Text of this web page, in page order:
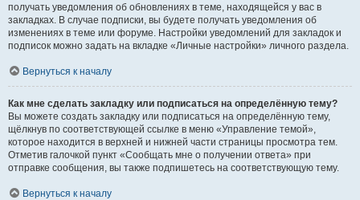
получать уведомления об обновлениях в теме, находящейся у вас в
закладках. В случае подписки, вы будете получать уведомления об
изменениях в теме или форуме. Настройки уведомлений для закладок и
подписок можно задать на вкладке «Личные настройки» личного раздела.
Вернуться к началу
Как мне сделать закладку или подписаться на определённую тему?
Вы можете создать закладку или подписаться на определённую тему,
щёлкнув по соответствующей ссылке в меню «Управление темой»,
которое находится в верхней и нижней части страницы просмотра тем.
Отметив галочкой пункт «Сообщать мне о получении ответа» при
отправке сообщения, вы также подпишетесь на соответствующую тему.
Вернуться к началу